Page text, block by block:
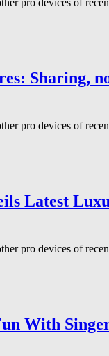
pro devices of
Sharing,
pro devices of
Latest
pro devices of
With